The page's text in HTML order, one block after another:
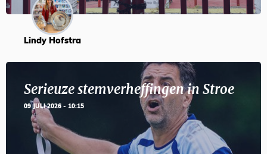
Lindy Hofstra
Serieuze stemverheffingen in Stroe
09 JULI 2026 - 10:15